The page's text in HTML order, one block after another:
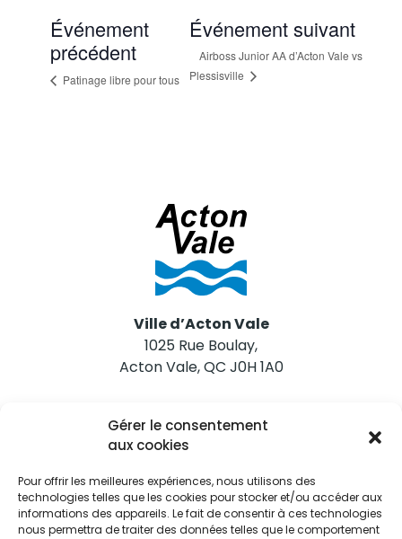
Gérer le consentement
aux cookies
Pour offrir les meilleures expériences, nous utilisons des
technologies telles que les cookies pour stocker et/ou accéder aux
informations des appareils. Le fait de consentir à ces technologies
nous permettra de traiter des données telles que le comportement
Événement
précédent
Patinage libre pour tous
Événement suivant
Airboss Junior AA d’Acton Vale vs
Plessisville
Ville d’Acton Vale
1025 Rue Boulay,
Acton Vale, QC J0H 1A0
Nous joindre
Tél. 450 546-2703